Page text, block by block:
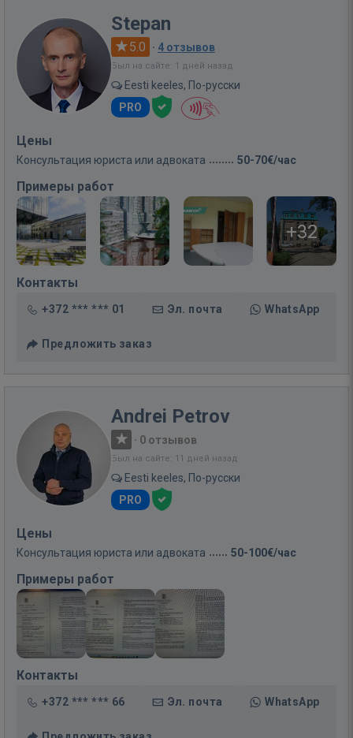
Stepan
5.0 · 4 отзывов
Был на сайте: 1 дней назад
Eesti keeles, По-русски
PRO
Цены
Консультация юриста или адвоката 50-70€/час
Примеры работ
+32
Контакты
+372 *** *** 01 Эл. почта WhatsApp
Предложить заказ
Andrei Petrov
· 0 отзывов
Был на сайте: 11 дней назад
Eesti keeles, По-русски
PRO
Цены
Консультация юриста или адвоката 50-100€/час
Примеры работ
Контакты
+372 *** *** 66 Эл. почта WhatsApp